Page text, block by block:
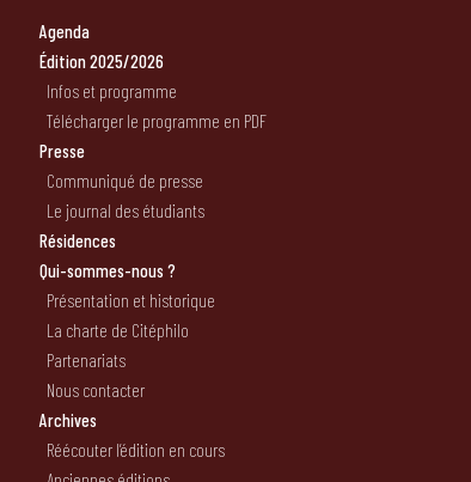
Agenda
Édition 2025/2026
Infos et programme
Télécharger le programme en PDF
Presse
Communiqué de presse
Le journal des étudiants
Résidences
Qui-sommes-nous ?
Présentation et historique
La charte de Citéphilo
Partenariats
Nous contacter
Archives
Réécouter l’édition en cours